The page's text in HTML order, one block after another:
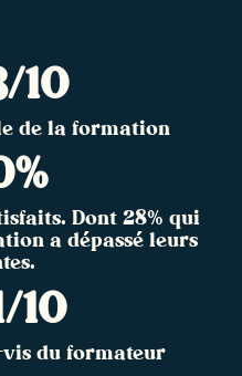
10
de la formation
Dont 28% qui
a dépassé leurs
10
du formateur